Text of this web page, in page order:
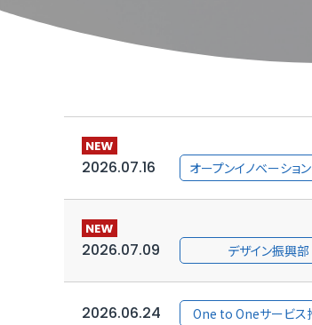
2026.07.16 オープンイノベーショ
2026.07.09 デザイン振興部
2026.06.24 One to Oneサービス